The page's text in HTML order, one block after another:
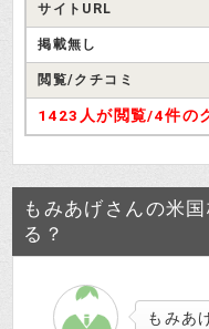
サイトURL
掲載無し
閲覧/クチコミ
1423人が閲覧/4件の
もみあげさんの米
る？
もみあ